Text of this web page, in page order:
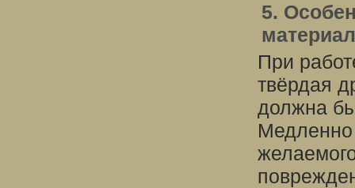
5.
При
твёрдая
должна
Медленно